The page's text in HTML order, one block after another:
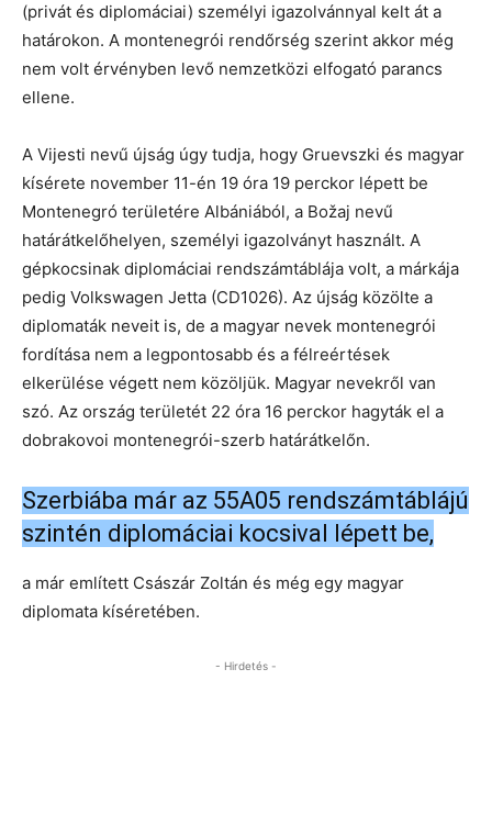
(privát és diplomáciai) személyi igazolvánnyal kelt át a
határokon. A montenegrói rendőrség szerint akkor még
nem volt érvényben levő nemzetközi elfogató parancs
ellene.
A Vijesti nevű újság úgy tudja, hogy Gruevszki és magyar
kísérete november 11-én 19 óra 19 perckor lépett be
Montenegró területére Albániából, a Božaj nevű
határátkelőhelyen, személyi igazolványt használt. A
gépkocsinak diplomáciai rendszámtáblája volt, a márkája
pedig Volkswagen Jetta (CD1026). Az újság közölte a
diplomaták neveit is, de a magyar nevek montenegrói
fordítása nem a legpontosabb és a félreértések
elkerülése végett nem közöljük. Magyar nevekről van
szó. Az ország területét 22 óra 16 perckor hagyták el a
dobrakovoi montenegrói-szerb határátkelőn.
Szerbiába már az 55A05 rendszámtáblájú
szintén diplomáciai kocsival lépett be,
a már említett Császár Zoltán és még egy magyar
diplomata kíséretében.
- Hirdetés -